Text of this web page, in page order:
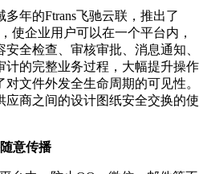
年的Ftrans飞驰云联，推出了
，使企业用户可以在一个平台内，
全检查、审核审批、消息通知、
计的完整业务过程，大幅提升操作
文件外发全生命周期的可见性。
应商之间的设计图纸安全交换的使
意传播